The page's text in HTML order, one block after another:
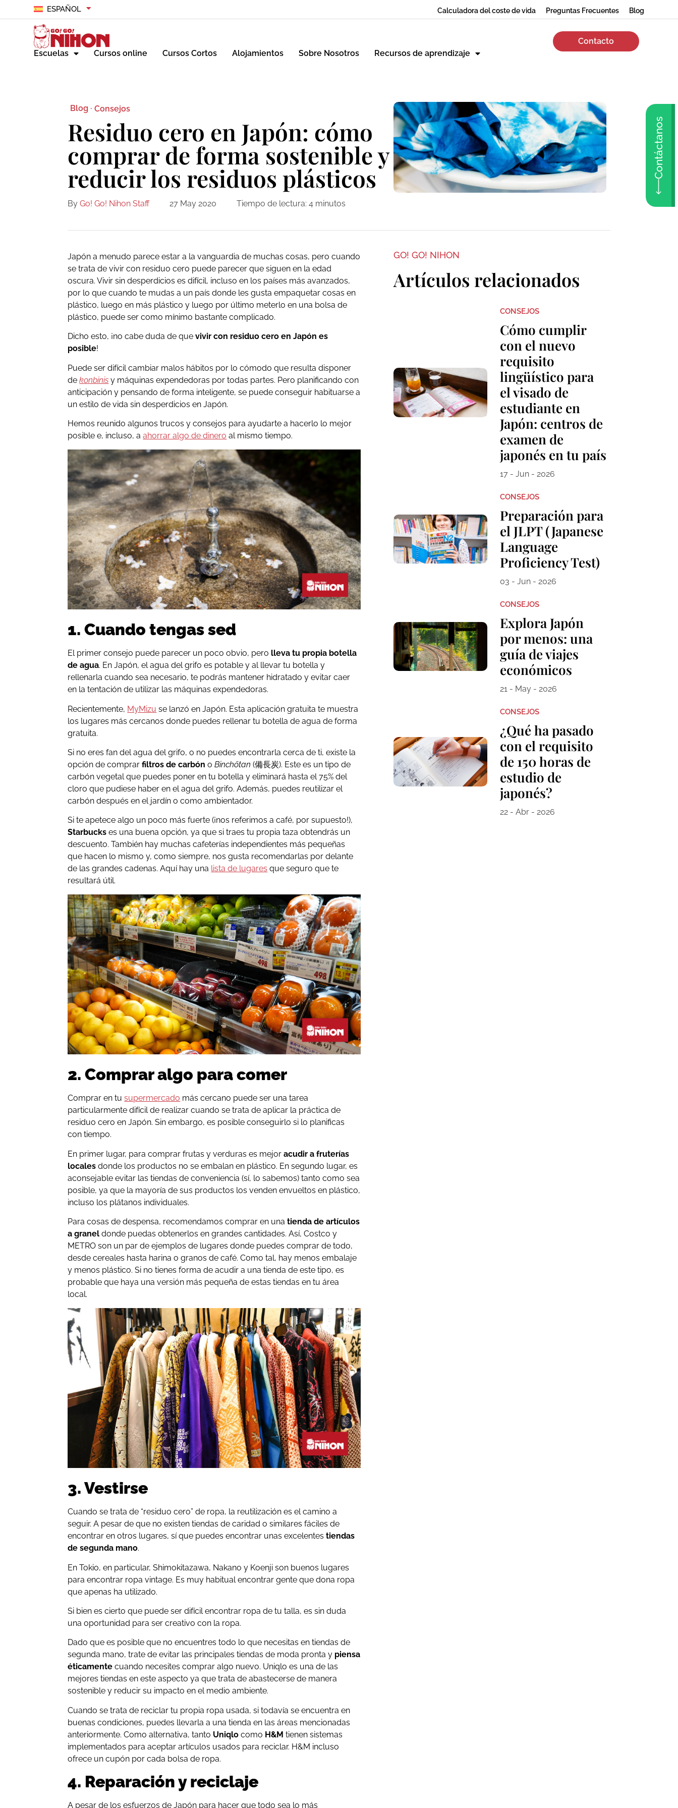
ESPAÑOL Calculadora del coste de vida Preguntas Frecuentes Blog
Escuelas Cursos online Cursos Cortos Alojamientos Sobre Nosotros Recursos de aprendizaje
Contacto
Contáctanos
Blog · Consejos
Residuo cero en Japón: cómo
comprar de forma sostenible y
reducir los residuos plásticos
By Go! Go! Nihon Staff 27 May 2020 Tiempo de lectura: 4 minutos
Japón a menudo parece estar a la vanguardia de muchas cosas, pero cuando
se trata de vivir con residuo cero puede parecer que siguen en la edad
oscura. Vivir sin desperdicios es difícil, incluso en los países más avanzados,
por lo que cuando te mudas a un país donde les gusta empaquetar cosas en
plástico, luego en más plástico y luego por último meterlo en una bolsa de
plástico, puede ser como mínimo bastante complicado.
Dicho esto, ¡no cabe duda de quevivir con residuo cero en Japón es
posible!
Puede ser difícil cambiar malos hábitos por lo cómodo que resulta disponer
dekonbinis y máquinas expendedoras por todas partes. Pero planificando con
anticipación y pensando de forma inteligente, se puede conseguir habituarse a
un estilo de vida sin desperdicios en Japón.
Hemos reunido algunos trucos y consejos para ayudarte a hacerlo lo mejor
posible e, incluso, aahorrar algo de dinero al mismo tiempo.
1. Cuando tengas sed
El primer consejo puede parecer un poco obvio, pero lleva tu propia botella
de agua. En Japón, el agua del grifo es potable y al llevar tu botella y
rellenarla cuando sea necesario, te podrás mantener hidratado y evitar caer
en la tentación de utilizar las máquinas expendedoras.
Recientemente, MyMizu se lanzó en Japón. Esta aplicación gratuita te muestra
los lugares más cercanos donde puedes rellenar tu botella de agua de forma
gratuita.
Si no eres fan del agua del grifo, o no puedes encontrarla cerca de ti, existe la
opción de comprarfiltros de carbón oBinchōtan (備長炭). Este es un tipo de
carbón vegetal que puedes poner en tu botella y eliminará hasta el 75% del
cloro que pudiese haber en el agua del grifo. Además, puedes reutilizar el
carbón después en el jardín o como ambientador.
Si te apetece algo un poco más fuerte (¡nos referimos a café, por supuesto!),
Starbucks es una buena opción, ya que si traes tu propia taza obtendrás un
descuento. También hay muchas cafeterías independientes más pequeñas
que hacen lo mismo y, como siempre, nos gusta recomendarlas por delante
de las grandes cadenas. Aquí hay una lista de lugares que seguro que te
resultará útil.
2. Comprar algo para comer
Comprar en tusupermercado más cercano puede ser una tarea
particularmente difícil de realizar cuando se trata de aplicar la práctica de
residuo cero en Japón. Sin embargo, es posible conseguirlo si lo planificas
con tiempo.
En primer lugar, para comprar frutas y verduras es mejoracudir a fruterías
locales donde los productos no se embalan en plástico. En segundo lugar, es
aconsejable evitar las tiendas de conveniencia (sí, lo sabemos) tanto como sea
posible, ya que la mayoría de sus productos los venden envueltos en plástico,
incluso los plátanos individuales.
Para cosas de despensa, recomendamos comprar en unatienda de artículos
a granel donde puedas obtenerlos en grandes cantidades. Así, Costco y
METRO son un par de ejemplos de lugares donde puedes comprar de todo,
desde cereales hasta harina o granos de café. Como tal, hay menos embalaje
y menos plástico. Si no tienes forma de acudir a una tienda de este tipo, es
probable que haya una versión más pequeña de estas tiendas en tu área
local.
3. Vestirse
Cuando se trata de “residuo cero” de ropa, la reutilización es el camino a
seguir. A pesar de que no existen tiendas de caridad o similares fáciles de
encontrar en otros lugares, sí que puedes encontrar unas excelentestiendas
de segunda mano.
En Tokio, en particular, Shimokitazawa, Nakano y Koenji son buenos lugares
para encontrar ropa vintage. Es muy habitual encontrar gente que dona ropa
que apenas ha utilizado.
Si bien es cierto que puede ser difícil encontrar ropa de tu talla, es sin duda
una oportunidad para ser creativo con la ropa.
Dado que es posible que no encuentres todo lo que necesitas en tiendas de
segunda mano, trate de evitar las principales tiendas de moda pronta y piensa
éticamente cuando necesites comprar algo nuevo. Uniqlo es una de las
mejores tiendas en este aspecto ya que trata de abastecerse de manera
sostenible y reducir su impacto en el medio ambiente.
Cuando se trata de reciclar tu propia ropa usada, si todavía se encuentra en
buenas condiciones, puedes llevarla a una tienda en las áreas mencionadas
anteriormente. Como alternativa, tanto Uniqlo como H&M tienen sistemas
implementados para aceptar artículos usados para reciclar. H&M incluso
ofrece un cupón por cada bolsa de ropa.
4. Reparación y reciclaje
A pesar de los esfuerzos de Japón para hacer que todo sea lo más
GO! GO! NIHON
Artículos relacionados
CONSEJOS
Cómo cumplir
con el nuevo
requisito
lingüístico para
el visado de
estudiante en
Japón: centros de
examen de
japonés en tu país
17 - Jun - 2026
CONSEJOS
Preparación para
el JLPT (Japanese
Language
Proficiency Test)
03 - Jun - 2026
CONSEJOS
Explora Japón
por menos: una
guía de viajes
económicos
21 - May - 2026
CONSEJOS
¿Qué ha pasado
con el requisito
de 150 horas de
estudio de
japonés?
22 - Abr - 2026